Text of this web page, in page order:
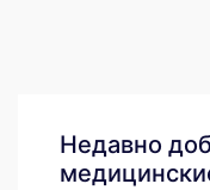
Недавно